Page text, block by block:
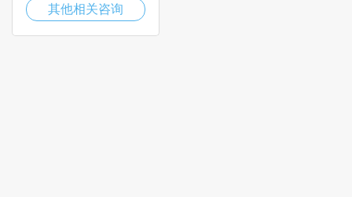
其他相关咨询